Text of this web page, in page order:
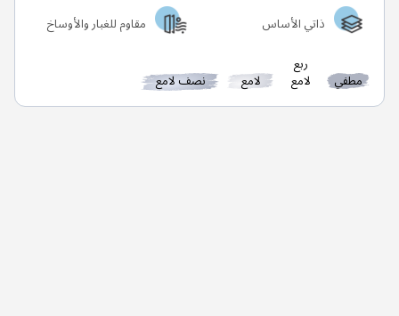
ذاتي الأساس
مقاوم للغبار والأوساخ
مطفي
ربع
لامع لامع نصف لامع